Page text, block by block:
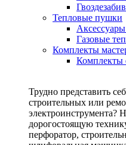
Тепловые пушки
Газовые
Комплекты
Комплекты
Трудно представить
строительных или
электроинструмента?
дорогостоящую
перфоратор,